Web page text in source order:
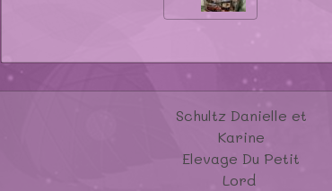
Schultz Danielle et
Karine
Elevage Du Petit
Lord